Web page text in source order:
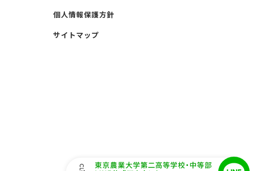
個人情報保護方針
サイトマップ